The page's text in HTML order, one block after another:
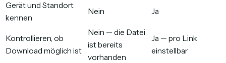
Gerät und Standort
kennen
Nein Ja
Kontrollieren, ob
Download möglich ist
Nein — die Datei
ist bereits
vorhanden
Ja — pro Link
einstellbar